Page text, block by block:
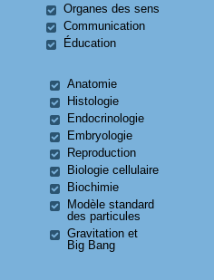
Organes des sens
Communication
Éducation
Anatomie
Histologie
Endocrinologie
Embryologie
Reproduction
Biologie cellulaire
Biochimie
Modèle standard
des particules
Gravitation et
Big Bang